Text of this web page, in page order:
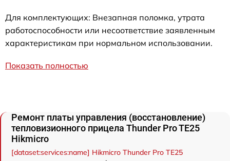
Для комплектующих: Внезапная поломка, утрата
работоспособности или несоответствие заявленным
характеристикам при нормальном использовании.
Показать полностью
Ремонт платы управления (восстановление)
тепловизионного прицела Thunder Pro TE25
Hikmicro
[dataset:services:name] Hikmicro Thunder Pro TE25